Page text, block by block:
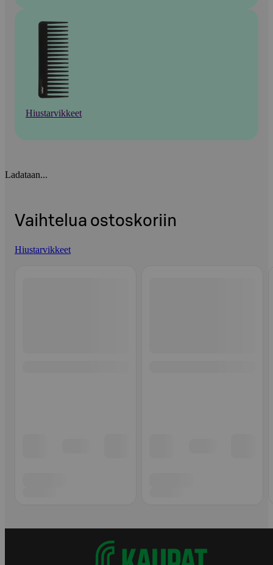
Hiustarvikkeet
Ladataan...
Vaihtelua ostoskoriin
Hiustarvikkeet